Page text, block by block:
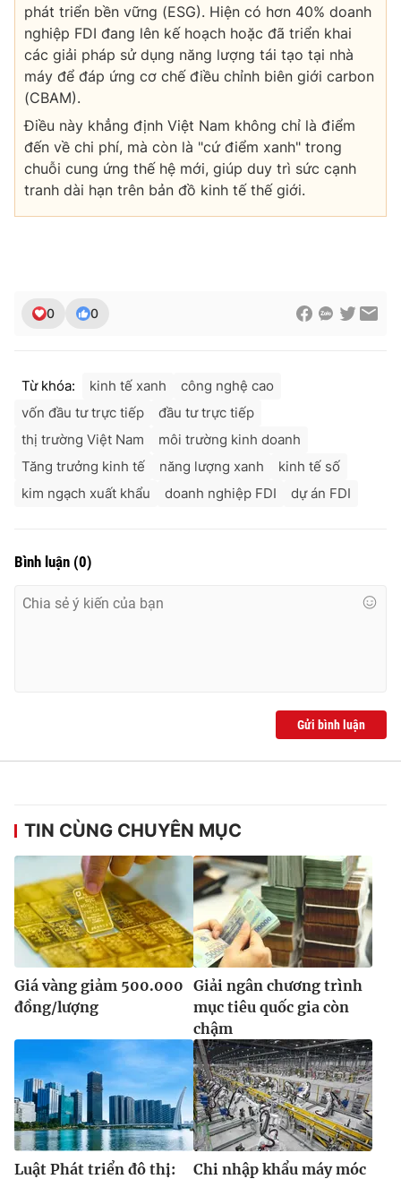
phát triển bền vững (ESG). Hiện có hơn 40% doanh
nghiệp FDI đang lên kế hoạch hoặc đã triển khai
các giải pháp sử dụng năng lượng tái tạo tại nhà
máy để đáp ứng cơ chế điều chỉnh biên giới carbon
(CBAM).
Điều này khẳng định Việt Nam không chỉ là điểm
đến về chi phí, mà còn là "cứ điểm xanh" trong
chuỗi cung ứng thế hệ mới, giúp duy trì sức cạnh
tranh dài hạn trên bản đồ kinh tế thế giới.
0 0
Từ khóa: kinh tế xanh
công nghệ cao
vốn đầu tư trực tiếp
đầu tư trực tiếp
thị trường Việt Nam
môi trường kinh doanh
Tăng trưởng kinh tế
năng lượng xanh
kinh tế số
kim ngạch xuất khẩu
doanh nghiệp FDI dự án FDI
Bình luận (0)
Gửi bình luận
TIN CÙNG CHUYÊN MỤC
Giá vàng giảm 500.000
đồng/lượng
Giải ngân chương trình
mục tiêu quốc gia còn
chậm
Luật Phát triển đô thị:
Chi nhập khẩu máy móc